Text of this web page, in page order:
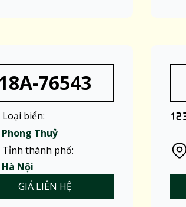
76543
Loại biển:
Phong Thuỷ
Tỉnh thành phố:
Hà Nội
GIÁ LIÊN HỆ